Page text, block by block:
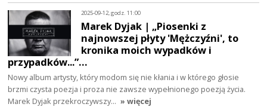
2025-09-12, godz. 11:00
Marek Dyjak | „Piosenki z
najnowszej płyty 'Mężczyźni', to
kronika moich wypadków i
przypadków...”…
Nowy album artysty, który modom się nie kłania i w którego głosie
brzmi czysta poezja i proza nie zawsze wypełnionego poezją życia.
Marek Dyjak przekroczywszy… » więcej